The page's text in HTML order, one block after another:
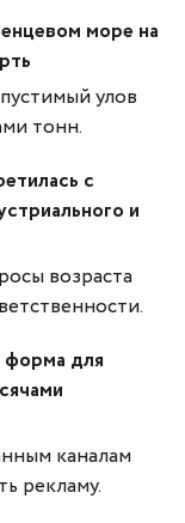
море на
улов
тонн.
с
и
возраста
форма для
каналам
рекламу.